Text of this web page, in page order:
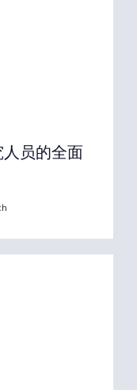
员的全面